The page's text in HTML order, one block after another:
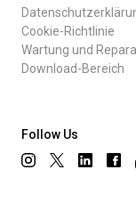
Cookie-Richtlinie
Wartung und
Download-Bereich
Follow Us